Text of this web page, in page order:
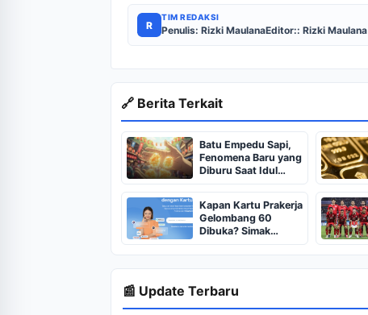
R
TIM REDAKSI
Penulis: Rizki MaulanaEditor:: Rizki Maulana
🔗 Berita Terkait
Batu Empedu Sapi,
Fenomena Baru yang
Diburu Saat Idul
Adha 2026
Kapan Kartu Prakerja
Gelombang 60
Dibuka? Simak
Jadwal Kartu
Prakerja Gelombang
60 Lengkap Beserta
Ketentuan
📰 Update Terbaru